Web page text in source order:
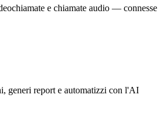
e chiamate audio — connesse
generi report e automatizzi con l'AI